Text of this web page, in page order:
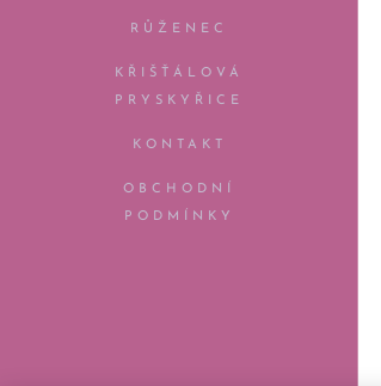
RŮŽENEC
KŘIŠŤÁLOVÁ
PRYSKYŘICE
KONTAKT
OBCHODNÍ
PODMÍNKY